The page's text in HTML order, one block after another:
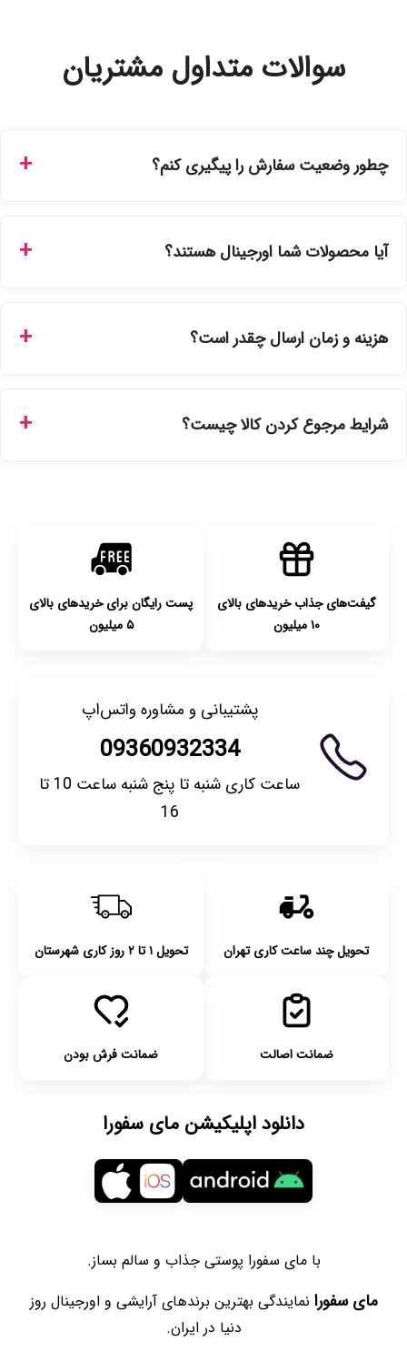
سوالات متداول مشتریان
چطور وضعیت سفارش را پیگیری کنم؟
سفارشات در سایت، وضعیت لحظه‌ای مرسوله را مشاهده کنید.
آیا محصولات شما اورجینال هستند؟
نمایندگی‌های معتبر تهیه شده و دارای بچ‌کد قابل استعلام هستند.
هزینه و زمان ارسال چقدر است؟
انتخاب کنید و برای شهرستان‌ها بین یک الی ۳ روز کاری از طریق
شرایط مرجوع کردن کالا چیست؟
گیفت‌های جذاب خریدهای بالای
۱۰ میلیون
پست رایگان برای خریدهای بالای
۵ میلیون
پشتیبانی و مشاوره واتس‌اپ
09360932334
ساعت کاری شنبه تا پنج شنبه ساعت 10 تا
16
تحویل چند ساعت کاری تهران تحویل ۱ تا ۲ روز کاری شهرستان
ضمانت اصالت ضمانت فرش بودن
دانلود اپلیکیشن مای سفورا
با مای سفورا پوستی جذاب و سالم بساز.
مای سفورا نمایندگی بهترین برندهای آرایشی و اورجینال روز
دنیا در ایران.